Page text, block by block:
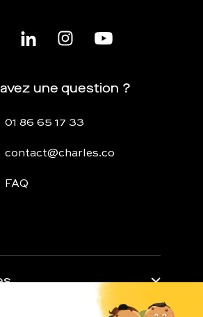
une question ?
01 86 65 17 33
contact@charles.co
FAQ